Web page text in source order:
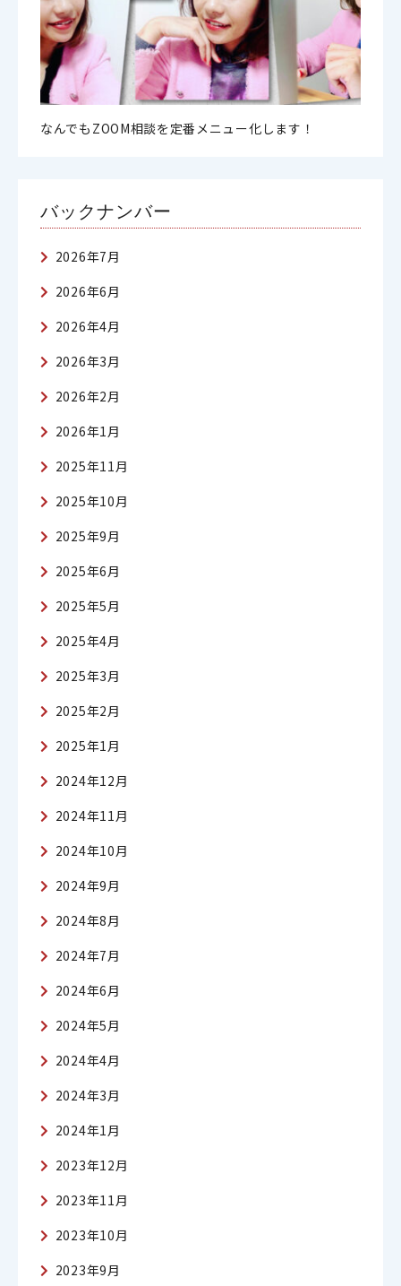
なんでもZOOM相談を定番メニュー化します！
バックナンバー
2026年7月
2026年6月
2026年4月
2026年3月
2026年2月
2026年1月
2025年11月
2025年10月
2025年9月
2025年6月
2025年5月
2025年4月
2025年3月
2025年2月
2025年1月
2024年12月
2024年11月
2024年10月
2024年9月
2024年8月
2024年7月
2024年6月
2024年5月
2024年4月
2024年3月
2024年1月
2023年12月
2023年11月
2023年10月
2023年9月